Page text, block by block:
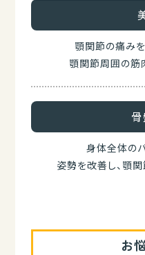
顎関節の痛み
顎関節周囲の筋
身体全体の
姿勢を改善し、顎
お